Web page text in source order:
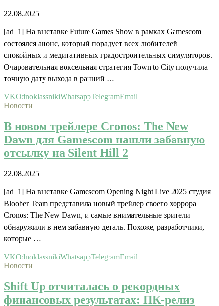
22.08.2025
[ad_1] На выставке Future Games Show в рамках Gamescom
состоялся анонс, который порадует всех любителей
спокойных и медитативных градостроительных симуляторов.
Очаровательная воксельная стратегия Town to City получила
точную дату выхода в ранний …
VKOdnoklassnikiWhatsappTelegramEmail
Новости
В новом трейлере Cronos: The New
Dawn для Gamescom нашли забавную
отсылку на Silent Hill 2
22.08.2025
[ad_1] На выставке Gamescom Opening Night Live 2025 студия
Bloober Team представила новый трейлер своего хоррора
Cronos: The New Dawn, и самые внимательные зрители
обнаружили в нем забавную деталь. Похоже, разработчики,
которые …
VKOdnoklassnikiWhatsappTelegramEmail
Новости
Shift Up отчиталась о рекордных
финансовых результатах: ПК-релиз